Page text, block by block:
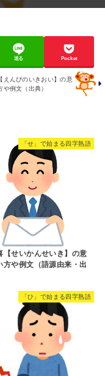
送る Pocket
えんぴのいきおい】の意
や例文（出典）
「せ」で始まる四字熟語
【せいかんせいき】の意
方や例文（語源由来・出
「ひ」で始まる四字熟語